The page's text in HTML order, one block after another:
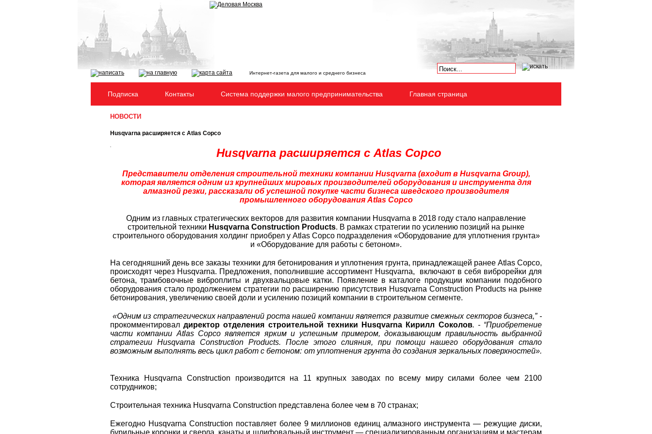
Интернет-газета для малого и среднего бизнеса
Подписка Контакты Система поддержки малого предпринимательства Главная страница
НОВОСТИ
Husqvarna расширяется с Atlas Copco
Husqvarna расширяется с Atlas Copco
Представители отделения строительной техники компании Husqvarna(входит в Husqvarna Group),
которая является одним из крупнейших мировых производителей оборудования и инструмента для
алмазной резки, рассказали об успешной покупке части бизнеса шведского производителя
промышленного оборудования Atlas Copco
Одним из главных стратегических векторов для развития компании Husqvarna в 2018 году стало направление
строительной техники Husqvarna Construction Products. В рамках стратегии по усилению позиций на рынке
строительного оборудования холдинг приобрел у Atlas Copco подразделения «Оборудование для уплотнения грунта»
и «Оборудование для работы с бетоном».
На сегодняшний день все заказы техники для бетонирования и уплотнения грунта, принадлежащей ранее Atlas Copco,
происходят через Husqvarna. Предложения, пополнившие ассортимент Husqvarna,
включают в себя виброрейки для
бетона, трамбовочные виброплиты и двухвальцовые катки. Появление в каталоге продукции компании подобного
оборудования стало продолжением стратегии по расширению присутствия Husqvarna Construction Products на рынке
бетонирования, увеличению своей доли и усилению позиций компании в строительном сегменте.
«Одним из стратегических направлений роста нашей компании является развитие смежных секторов бизнеса,” -
прокомментировалдиректор отделения строительной техники Husqvarna Кирилл Соколов. - “Приобретение
части компании Atlas Copco является ярким и успешным примером, доказывающим правильность выбранной
стратегии Husqvarna Construction Products. После этого слияния, при помощи нашего оборудования стало
возможным выполнять весь цикл работ с бетоном: от уплотнения грунта до создания зеркальных поверхностей».
Техника Husqvarna Construction производится на 11 крупных заводах по всему миру силами более чем 2100
сотрудников;
Строительная техника Husqvarna Construction представлена более чем в 70 странах;
Ежегодно Husqvarna Construction поставляет более 9 миллионов единиц алмазного инструмента — режущие диски,
бурильные коронки и сверла, канаты и шлифовальный инструмент — специализированным организациям и мастерам